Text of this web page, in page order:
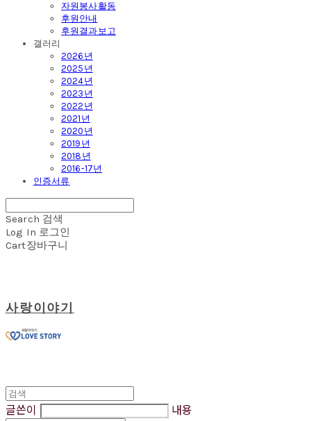
자원봉사활동
후원안내
후원결과보고
갤러리
2026년
2025년
2024년
2023년
2022년
2021년
2020년
2019년
2018년
2016-17년
인증서류
Search 검색
Log In 로그인
Cart장바구니
사랑이야기
글쓴이 내용